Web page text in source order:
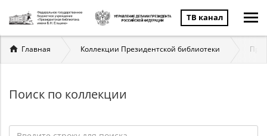
ТВ канал
Вы
здесь
Главная Коллекции Президентской библиотеки
Поиск по коллекции